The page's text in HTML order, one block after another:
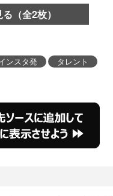
（全2枚）
ンスタ発
タレント